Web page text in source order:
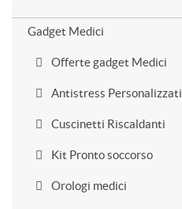
Gadget Medici
Offerte gadget Medici
Antistress Personalizzati
Cuscinetti Riscaldanti
Kit Pronto soccorso
Orologi medici